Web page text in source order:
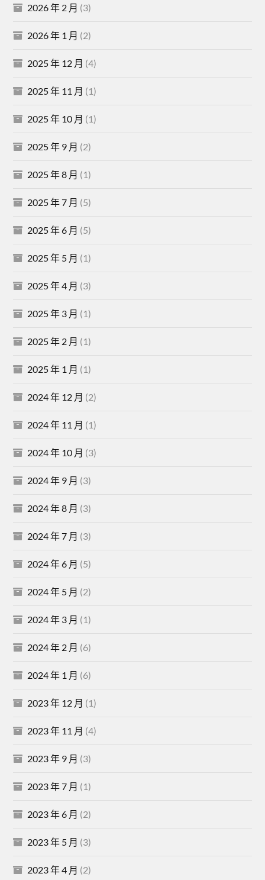
2026 年 2 月 (3)
2026 年 1 月 (2)
2025 年 12 月 (4)
2025 年 11 月 (1)
2025 年 10 月 (1)
2025 年 9 月 (2)
2025 年 8 月 (1)
2025 年 7 月 (5)
2025 年 6 月 (5)
2025 年 5 月 (1)
2025 年 4 月 (3)
2025 年 3 月 (1)
2025 年 2 月 (1)
2025 年 1 月 (1)
2024 年 12 月 (2)
2024 年 11 月 (1)
2024 年 10 月 (3)
2024 年 9 月 (3)
2024 年 8 月 (3)
2024 年 7 月 (3)
2024 年 6 月 (5)
2024 年 5 月 (2)
2024 年 3 月 (1)
2024 年 2 月 (6)
2024 年 1 月 (6)
2023 年 12 月 (1)
2023 年 11 月 (4)
2023 年 9 月 (3)
2023 年 7 月 (1)
2023 年 6 月 (2)
2023 年 5 月 (3)
2023 年 4 月 (2)